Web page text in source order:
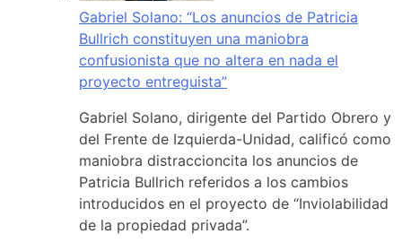
Gabriel Solano: “Los anuncios de Patricia
Bullrich constituyen una maniobra
confusionista que no altera en nada el
proyecto entreguista”
Gabriel Solano, dirigente del Partido Obrero y
del Frente de Izquierda-Unidad, calificó como
maniobra distraccioncita los anuncios de
Patricia Bullrich referidos a los cambios
introducidos en el proyecto de “Inviolabilidad
de la propiedad privada”.